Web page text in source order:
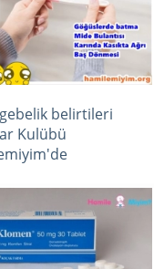
belirtileri
Kulübü